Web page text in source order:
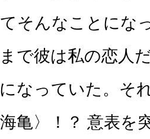
そんなことにな
で彼は私の恋人
なっていた。そ
亀〉！？ 意表を